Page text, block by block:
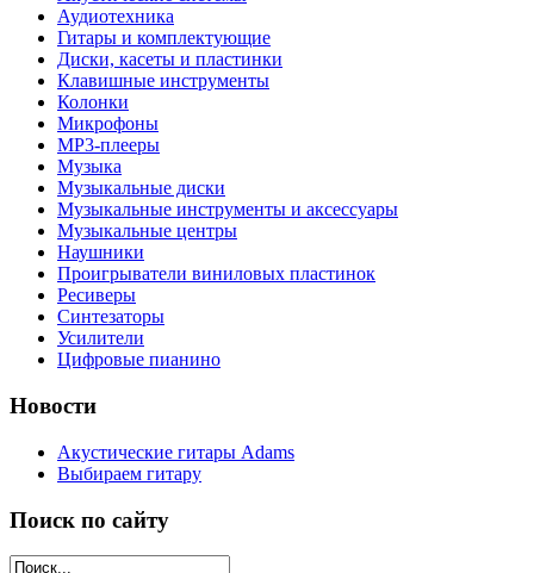
Аудиотехника
Гитары и комплектующие
Диски, касеты и пластинки
Клавишные инструменты
Колонки
Микрофоны
МР3-плееры
Музыка
Музыкальные диски
Музыкальные инструменты и аксессуары
Музыкальные центры
Наушники
Проигрыватели виниловых пластинок
Ресиверы
Синтезаторы
Усилители
Цифровые пианино
Новости
Акустические гитары Adams
Выбираем гитару
Поиск по сайту